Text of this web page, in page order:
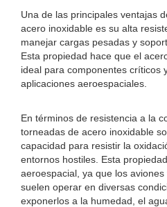
Una de las principales ventajas
acero inoxidable es su alta
manejar cargas pesadas y
Esta propiedad hace que el
ideal para componentes críticos
aplicaciones aeroespaciales.
En términos de resistencia a la
torneadas de acero inoxidable
capacidad para resistir la
entornos hostiles. Esta
aeroespacial, ya que los
suelen operar en diversas
exponerlos a la humedad, el